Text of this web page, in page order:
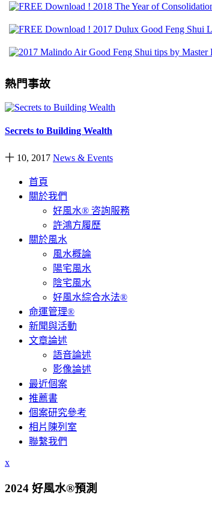
熱門事故
Secrets to Building Wealth
十 10, 2017 News & Events
首頁
關於我們
好風水® 咨詢服務
許鴻方履歷
關於風水
風水概論
陽宅風水
陰宅風水
好風水綜合水法®
命運管理®
新聞與活動
文章論述
語音論述
影像論述
最近個案
推薦書
個案研究參考
相片陳列室
聯繫我們
x
2024 好風水®預測